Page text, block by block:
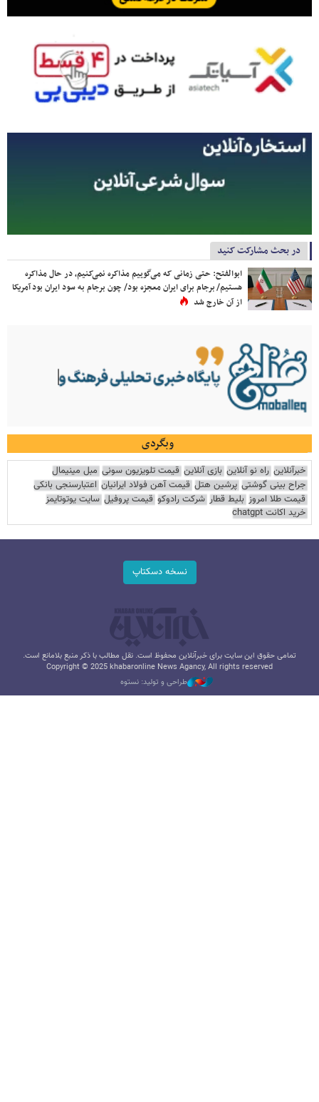
در بحث مشارکت کنید
ابوالفتح: حتی زمانی که می‌گوییم مذاکره نمی‌کنیم، در حال مذاکره
هستیم/ برجام برای ایران معجزه بود/ چون برجام به سود ایران بود آمریکا
از آن خارج شد
وبگردی
خبرآنلاین راه نو آنلاین بازی آنلاین قیمت تلویزیون سونی مبل مینیمال
جراح بینی گوشتی پرشین هتل قیمت آهن فولاد ایرانیان اعتبارسنجی بانکی
قیمت طلا امروز بلیط قطار شرکت رادوکو قیمت پروفیل سایت یوتوتایمز
خرید اکانت chatgpt
نسخه دسکتاپ
تمامی حقوق این سایت برای خبرآنلاین محفوظ است. نقل مطالب با ذکر منبع بلامانع است.
Copyright © 2025 khabaronline News Agancy, All rights reserved
طراحی و تولید: نستوه